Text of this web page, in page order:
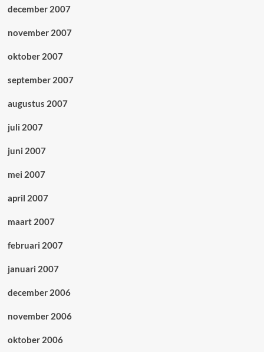
december 2007
november 2007
oktober 2007
september 2007
augustus 2007
juli 2007
juni 2007
mei 2007
april 2007
maart 2007
februari 2007
januari 2007
december 2006
november 2006
oktober 2006